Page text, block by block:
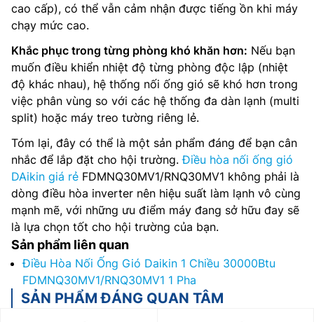
cao cấp), có thể vẫn cảm nhận được tiếng ồn khi máy
chạy mức cao.
Khắc phục trong từng phòng khó khăn hơn: Nếu bạn
muốn điều khiển nhiệt độ từng phòng độc lập (nhiệt
độ khác nhau), hệ thống nối ống gió sẽ khó hơn trong
việc phân vùng so với các hệ thống đa dàn lạnh (multi
split) hoặc máy treo tường riêng lẻ.
Tóm lại, đây có thể là một sản phẩm đáng để bạn cân
nhắc để lắp đặt cho hội trường.Điều hòa nối ống gió
DAikin giá rẻ FDMNQ30MV1/RNQ30MV1 không phải là
dòng điều hòa inverter nên hiệu suất làm lạnh vô cùng
mạnh mẽ, với những ưu điểm máy đang sở hữu đay sẽ
là lựa chọn tốt cho hội trường của bạn.
Sản phẩm liên quan
Điều Hòa Nối Ống Gió Daikin 1 Chiều 30000Btu
FDMNQ30MV1/RNQ30MV1 1 Pha
SẢN PHẨM ĐÁNG QUAN TÂM